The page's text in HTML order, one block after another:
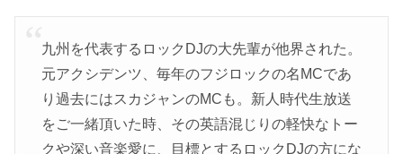
九州を代表するロックDJの大先輩が他界された。
元アクシデンツ、毎年のフジロックの名MCであ
り過去にはスカジャンのMCも。新人時代生放送
をご一緒頂いた時、その英語混じりの軽快なトー
クや深い音楽愛に、目標とするロックDJの方にな